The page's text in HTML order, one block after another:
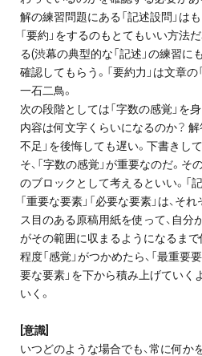
解の練習問題にある「記述設問」は
「要約」をするのもとてもいい方法
る(渋幕の典型的な「記述」の練習に
確認してもらう。「要約力」は文章
一石二鳥。
次の段階としては「字数の感覚」を
内容は何文字くらいになるのか？
不足」を後悔しても遅い。下書きし
そ、「字数の感覚」が重要なのだ。そ
のブロックとして考えるといい。「
「重要な要素」「必要な要素」は、そ
ス目のある原稿用紙を使って、自分
がその範囲に収まるようになるま
程度「感覚」がつかめたら、「最重要
要な要素」を下から積み上げていく
いく。
[意識]
いつどのような場合でも、常に何か